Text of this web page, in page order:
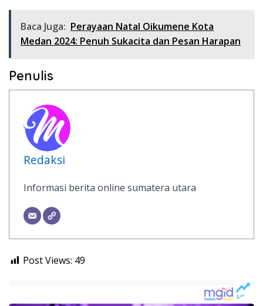
Baca Juga: Perayaan Natal Oikumene Kota
Medan 2024: Penuh Sukacita dan Pesan Harapan
Penulis
Redaksi
Informasi berita online sumatera utara
Post Views: 49